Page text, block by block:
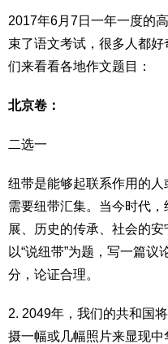
2017年6月7日一年一度的
束了语文考试，很多人都
们来看看各地作文题目：
北京卷：
二选一
纽带是能够起联系作用的
需要纽带汇集。当今时代
展、历史的传承、社会的
以“说纽带”为题，写一篇
分，论证合理。
2. 2049年，我们的共和国
摄一幅或几幅照片来显现